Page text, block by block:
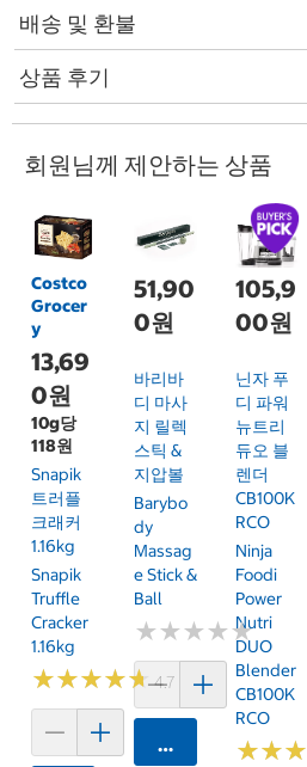
배송 및 환불
상품 후기
회원님께 제안하는 상품
Costco
Grocer
y
13,69
0원
10g당
118원
Snapik
트러플
크래커
1.16kg
Snapik
Truffle
Cracker
1.16kg
★★★★★
★★★★★4.7 (159)
51,90
0원
바리바
디 마사
지 릴렉
스틱 &
지압볼
Barybo
Dy
Massag
E Stick &
Ball
★★★★★
★★★★★
카트에 담기
105,9
00원
닌자 푸
디 파워
뉴트리
듀오 블
렌더
CB100K
RCO
Ninja
Foodi
Power
Nutri
DUO
Blender
CB100K
RCO
★★★
★★★